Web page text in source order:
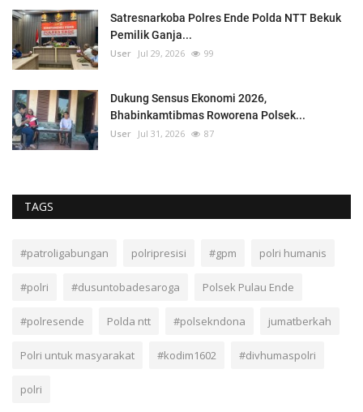
Satresnarkoba Polres Ende Polda NTT Bekuk
Pemilik Ganja...
User Jul 29, 2026 99
Dukung Sensus Ekonomi 2026,
Bhabinkamtibmas Roworena Polsek...
User Jul 31, 2026 87
TAGS
#patroligabungan polripresisi #gpm polri humanis
#polri #dusuntobadesaroga Polsek Pulau Ende
#polresende Polda ntt #polsekndona jumatberkah
Polri untuk masyarakat #kodim1602 #divhumaspolri
polri